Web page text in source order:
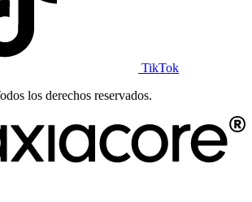
TikTok
los derechos reservados.